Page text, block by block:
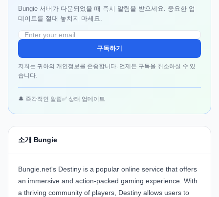
Bungie 서버가 다운되었을 때 즉시 알림을 받으세요. 중요한 업
데이트를 절대 놓치지 마세요.
구독하기
저희는 귀하의 개인정보를 존중합니다. 언제든 구독을 취소하실 수 있
습니다.
🔔 즉각적인 알림✅ 상태 업데이트
소개 Bungie
Bungie.net's Destiny is a popular online service that offers
an immersive and action-packed gaming experience. With
a thriving community of players, Destiny allows users to